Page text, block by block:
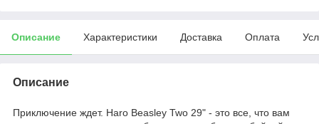
Описание Характеристики Доставка Оплата
Описание
Приключение ждет. Haro Beasley Two 29" - это все, что вам